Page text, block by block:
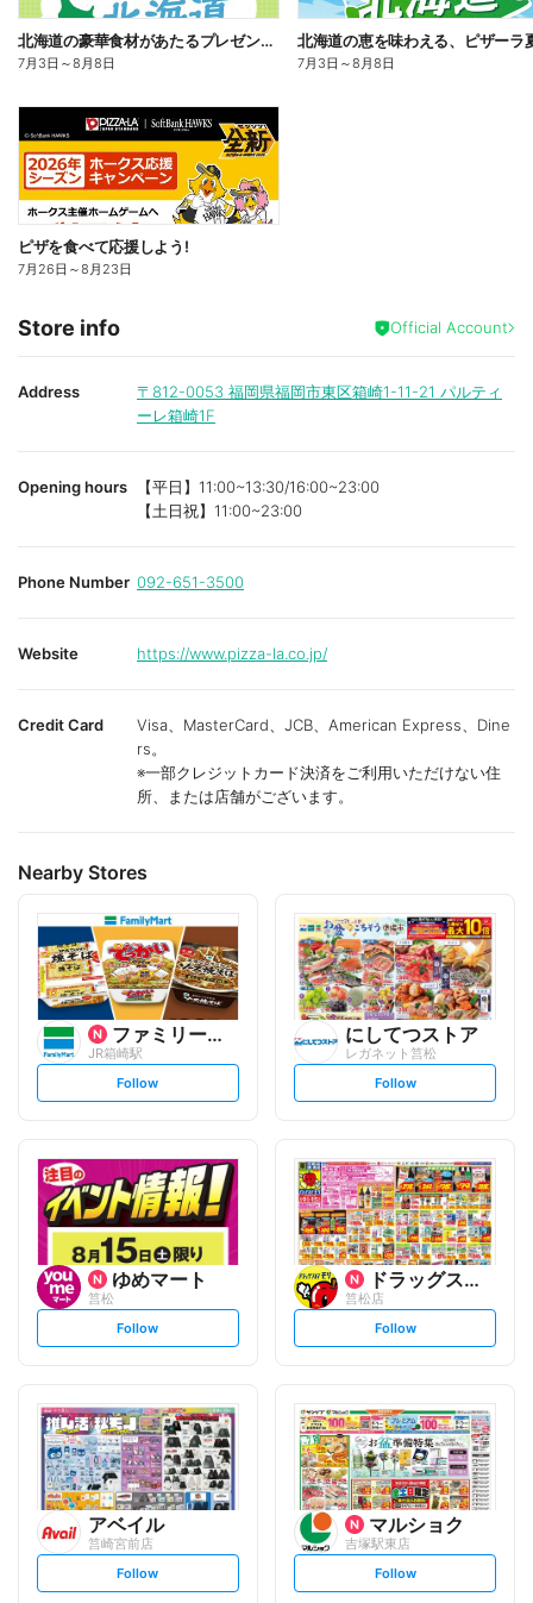
北海道の豪華食材があたるプレゼントキャンペーン
7月3日 ～8月8日 7月3日 ～8月8日
ピザを食べて応援しよう!
7月26日 ～8月23日
Store info Official Account
Address 〒812-0053 福岡県福岡市東区箱崎1-11-21 パルティ
ーレ箱崎1F
Opening hours
【平日】11:00~13:30/16:00~23:00
【土日祝】11:00~23:00
Phone Number 092-651-3500
Website https://www.pizza-la.co.jp/
Credit Card
Visa、MasterCard、JCB、American Express、Dine
rs。
※一部クレジットカード決済をご利用いただけない住
所、または店舗がございます。
Nearby Stores
ファミリーマート
JR箱崎駅
s
t
l
o
w
Follow
にしてつストア
レガネット筥松
s
t
l
o
w
Follow
ゆめマート
筥松
s
t
l
o
w
Follow
ドラッグストアモリ
筥松店
s
t
o
w
Follow
アベイル
筥崎宮前店
s
t
Follow
マルショク
吉塚駅東店
s
t
Follow